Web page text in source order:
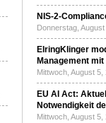
NIS-2-
Donnerstag,
ElringKlinger
Management
Mittwoch, August
EU AI Act:
Notwendigkeit
Mittwoch, August